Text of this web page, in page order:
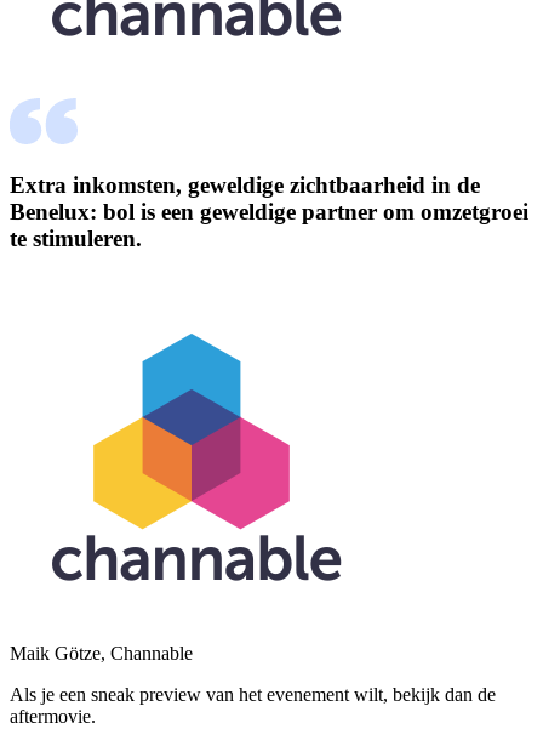
Extra inkomsten, geweldige zichtbaarheid in de
Benelux: bol is een geweldige partner om omzetgroei
te stimuleren.
Maik Götze, Channable
Als je een sneak preview van het evenement wilt, bekijk dan de
aftermovie.